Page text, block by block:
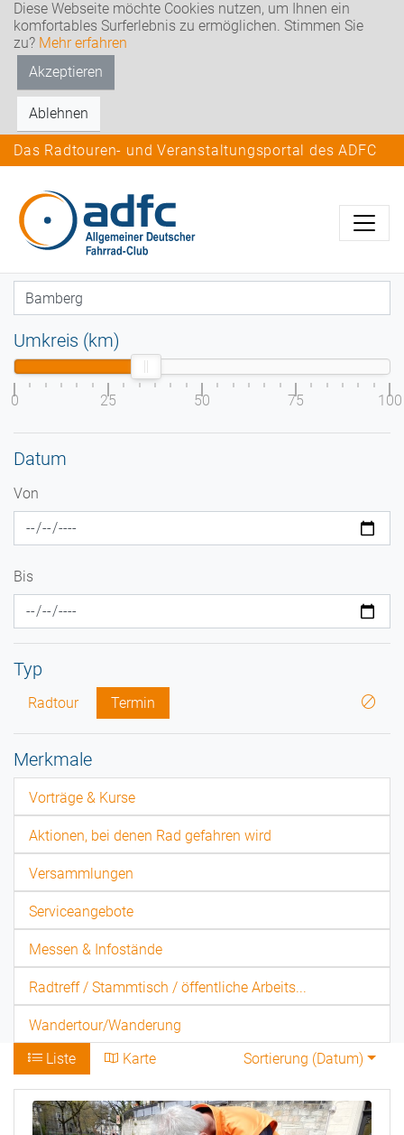
Diese Webseite möchte Cookies nutzen, um Ihnen ein
komfortables Surferlebnis zu ermöglichen. Stimmen Sie
zu? Mehr erfahren
Akzeptieren
Ablehnen
Das Radtouren- und Veranstaltungsportal des ADFC
Umkreis (km)
0 25 50 75 100
Datum
Von
Bis
Typ
Radtour Termin
Merkmale
Vorträge & Kurse
Aktionen, bei denen Rad gefahren wird
Versammlungen
Serviceangebote
Messen & Infostände
Radtreff / Stammtisch / öffentliche Arbeits...
Wandertour/Wanderung
Liste
Karte Sortierung (Datum)